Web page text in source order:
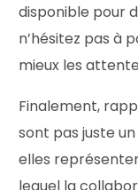
disponible pour
n’hésitez pas à
mieux les
Finalement,
sont pas juste
elles
lequel la